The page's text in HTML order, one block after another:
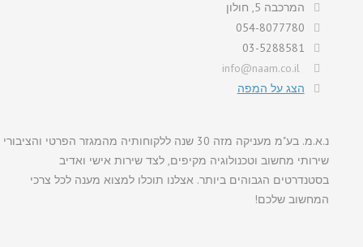
המרכבה 5, חולון
054-8077780
03-5288581
info@naam.co.il
הצג על המפה
נ.א.מ. בע"מ מעניקה מזה 30 שנה ללקוחותיה מהמגזר הפרטי והציבורי
שירותי מחשוב וטכנולוגיה מקיפים, לצד שירות אישי ואדיב
בסטנדרטים הגבוהים ביותר. אצלנו תוכלו למצוא מענה לכל צרכי
המחשוב שלכם!